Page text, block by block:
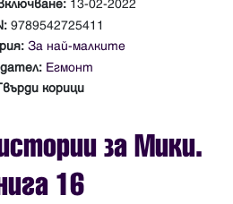
13-02-2022
9789542725411
За най-малките
Егмонт
корици
за Мики.
16